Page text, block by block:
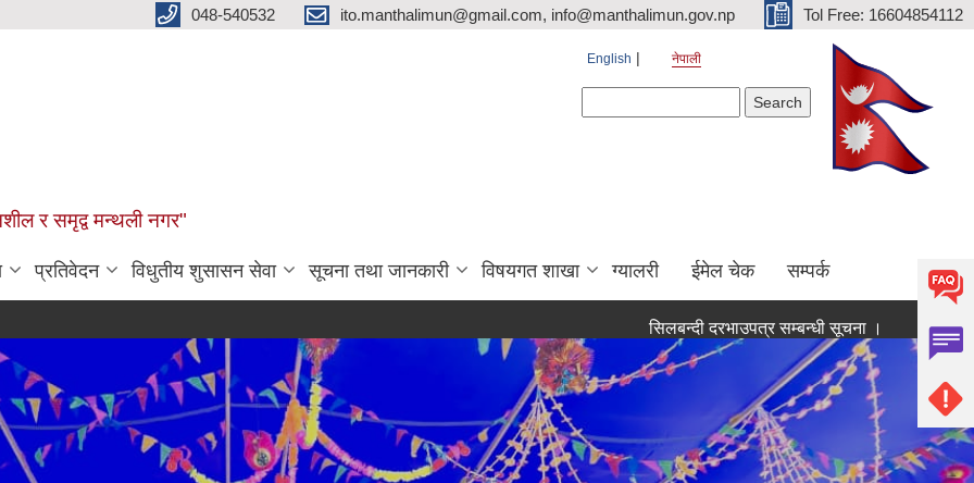
048-540532 ito.manthalimun@gmail.com, info@manthalimun.gov.np Tol Free: 16604854112
र समृद्व मन्थली नगर"
English नेपाली
प्रतिवेदन विधुतीय शुसासन सेवा सूचना तथा जानकारी विषयगत शाखा ग्यालरी ईमेल चेक सम्पर्क
सिलबन्दी दरभाउपत्र सम्बन्धी सूचना । सिलबन्दी